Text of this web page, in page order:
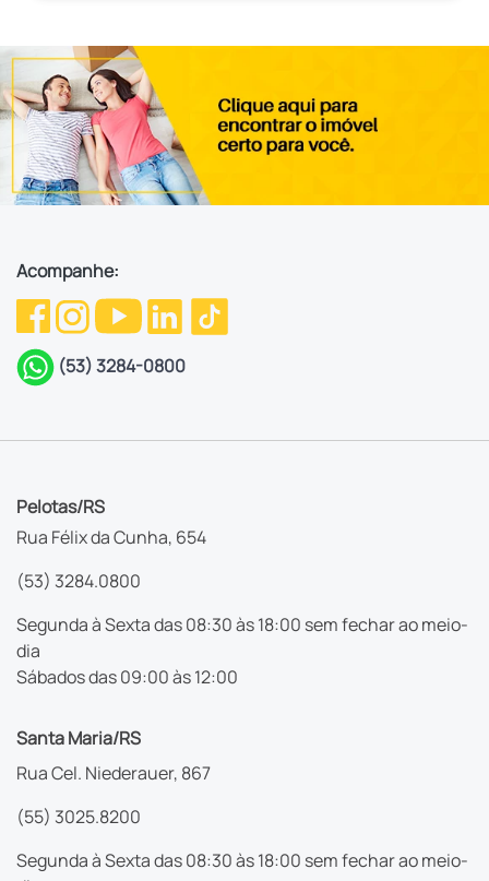
Acompanhe:
(53) 3284-0800
Pelotas/RS
Rua Félix da Cunha, 654
(53) 3284.0800
Segunda à Sexta das 08:30 às 18:00 sem fechar ao meio-
dia
Sábados das 09:00 às 12:00
Santa Maria/RS
Rua Cel. Niederauer, 867
(55) 3025.8200
Segunda à Sexta das 08:30 às 18:00 sem fechar ao meio-